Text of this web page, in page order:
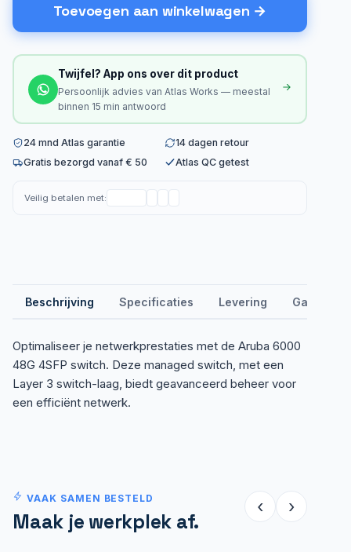
Toevoegen aan winkelwagen
Twijfel? App ons over dit product
Persoonlijk advies van Atlas Works — meestal
binnen 15 min antwoord
24 mnd Atlas garantie
14 dagen retour
Gratis bezorgd vanaf € 50
Atlas QC getest
Veilig betalen met:
Beschrijving Specificaties Levering Garantie
Optimaliseer je netwerkprestaties met de Aruba 6000
48G 4SFP switch. Deze managed switch, met een
Layer 3 switch-laag, biedt geavanceerd beheer voor
een efficiënt netwerk.
VAAK SAMEN BESTELD
Maak je werkplek af.
‹ ›